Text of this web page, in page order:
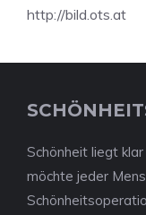
http://bild.ots.at
Schönheit liegt
möchte jeder